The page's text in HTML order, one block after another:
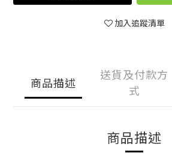
加入追蹤清單
商品描述
送貨及付款方
式
商品描述